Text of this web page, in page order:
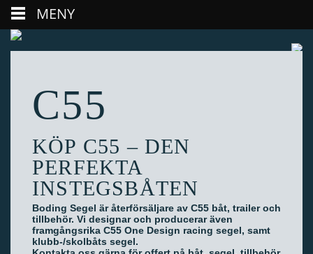
C55
KÖP C55 – DEN
PERFEKTA
INSTEGSBÅTEN
Boding Segel är återförsäljare av C55 båt, trailer och
tillbehör. Vi designar och producerar även
framgångsrika C55 One Design racing segel, samt
klubb-/skolbåts segel.
MENY